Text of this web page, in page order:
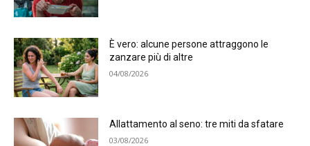
È vero: alcune persone attraggono le
zanzare più di altre
04/08/2026
Allattamento al seno: tre miti da sfatare
03/08/2026